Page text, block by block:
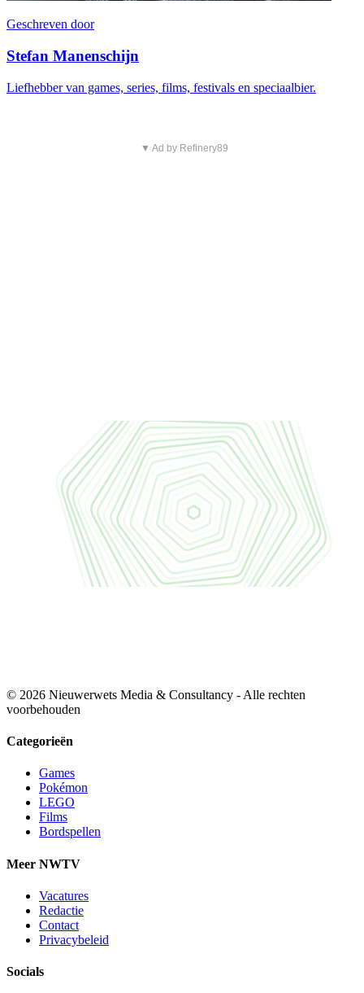
Geschreven door
Stefan Manenschijn
Liefhebber van games, series, films, festivals en speciaalbier.
▼ Ad by Refinery89
© 2026 Nieuwerwets Media & Consultancy - Alle rechten
voorbehouden
Categorieën
Games
Pokémon
LEGO
Films
Bordspellen
Meer NWTV
Vacatures
Redactie
Contact
Privacybeleid
Socials